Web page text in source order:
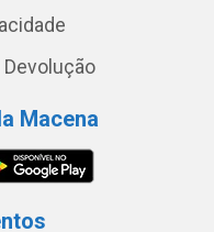
Devolução
Macena